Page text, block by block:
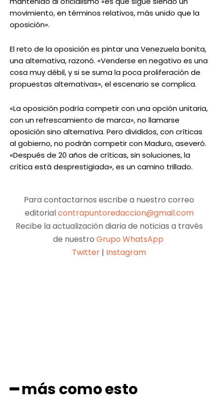
movimiento, en términos relativos, más unido que la
oposición».
El reto de la oposición es pintar una Venezuela bonita,
una alternativa, razonó. «Venderse en negativo es una
cosa muy débil, y si se suma la poca proliferación de
propuestas alternativas», el escenario se complica.
«La oposición podría competir con una opción unitaria,
con un refrescamiento de marca», no llamarse
oposición sino alternativa. Pero divididos, con críticas
al gobierno, no podrán competir con Maduro, aseveró.
«Después de 20 años de críticas, sin soluciones, la
crítica está desprestigiada», es un camino trillado.
Para contactarnos escribe a nuestro correo
editorialcontrapuntoredaccion@gmail.com
Recibe la actualización diaria de noticias a través
de nuestro Grupo WhatsApp
Twitter | Instagram
━ más como esto